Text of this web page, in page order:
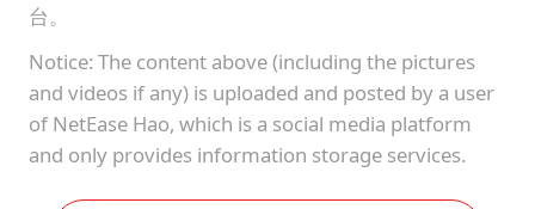
台。
Notice: The content above (including the pictures
and videos if any) is uploaded and posted by a user
of NetEase Hao, which is a social media platform
and only provides information storage services.